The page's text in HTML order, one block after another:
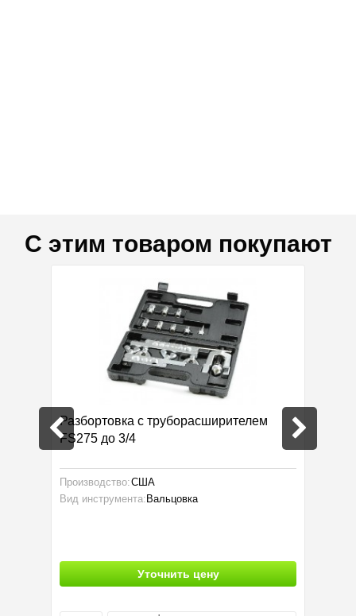
С этим товаром покупают
Разбортовка с труборасширителем
FS275 до 3/4
Производство:США
Вид инструмента: Вальцовка
Уточнить цену